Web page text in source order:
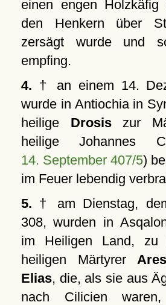
einen engen Holzkäfig
den Henkern über
zersägt wurde und
empfing.
4. † an einem 14.
wurde in Antiochia in
heilige Drosiszur
heilige Johannes
14. September 407/5)
im Feuer lebendig
5. † am Dienstag,
308, wurden in
im Heiligen Land, zu
heiligen MärtyrerAres
Elias, die, als sie aus
nach Cilicien